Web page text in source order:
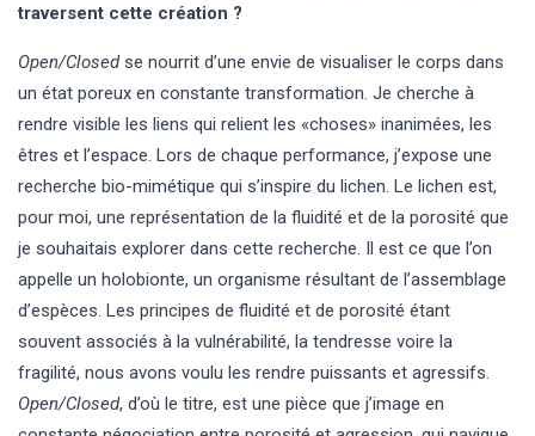
traversent cette création ?
Open/Closedse nourrit d’une envie de visualiser le corps dans
un état poreux en constante transformation. Je cherche à
rendre visible les liens qui relient les «choses» inanimées, les
êtres et l’espace. Lors de chaque performance, j’expose une
recherche bio-mimétique qui s’inspire du lichen. Le lichen est,
pour moi, une représentation de la fluidité et de la porosité que
je souhaitais explorer dans cette recherche. Il est ce que l’on
appelle un holobionte, un organisme résultant de l’assemblage
d’espèces. Les principes de fluidité et de porosité étant
souvent associés à la vulnérabilité, la tendresse voire la
fragilité, nous avons voulu les rendre puissants et agressifs.
Open/Closed, d’où le titre, est une pièce que j’image en